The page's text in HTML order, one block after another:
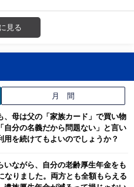
見る
月 間
、母は父の「家族カード」で買い物
自分の名義だから問題ない」と言い
用を続けてもよいのでしょうか？
いながら、自分の老齢厚生年金をも
なりました。両方とも全額もらえる